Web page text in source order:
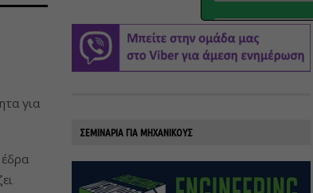
για
ΣΕΜΙΝΑΡΙΑ ΓΙΑ ΜΗΧΑΝΙΚΟΥΣ
Τιμή από: €230.00
Διάρκεια: 16 ώρες